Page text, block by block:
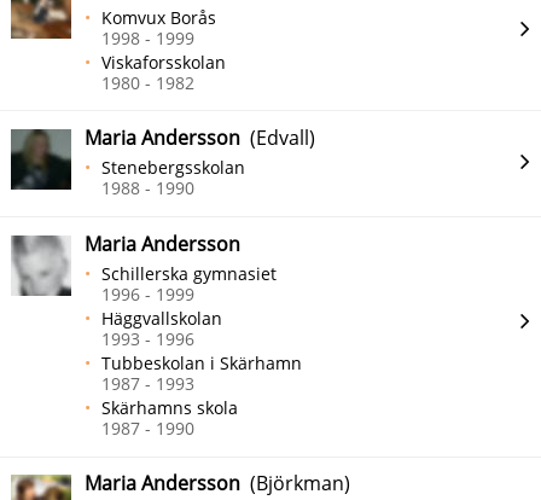
Komvux Borås
1998 - 1999
Viskaforsskolan
1980 - 1982
Maria Andersson (Edvall)
Stenebergsskolan
1988 - 1990
Maria Andersson
Schillerska gymnasiet
1996 - 1999
Häggvallskolan
1993 - 1996
Tubbeskolan i Skärhamn
1987 - 1993
Skärhamns skola
1987 - 1990
Maria Andersson (Björkman)